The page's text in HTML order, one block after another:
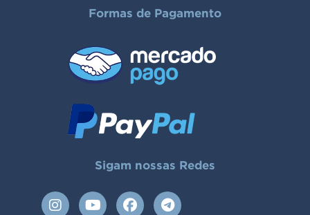
Formas de Pagamento
Sigam nossas Redes
I
n
Y
o
F
a
T
e